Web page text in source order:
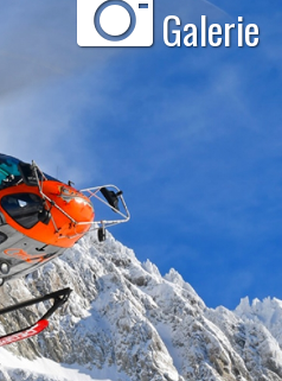
Galerie